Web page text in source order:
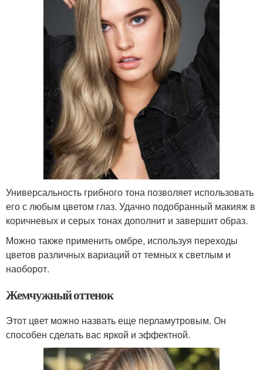
Универсальность грибного тона позволяет использовать
его с любым цветом глаз. Удачно подобранный макияж в
коричневых и серых тонах дополнит и завершит образ.
Можно также применить омбре, используя переходы
цветов различных вариаций от темных к светлым и
наоборот.
Жемчужный оттенок
Этот цвет можно назвать еще перламутровым. Он
способен сделать вас яркой и эффектной.